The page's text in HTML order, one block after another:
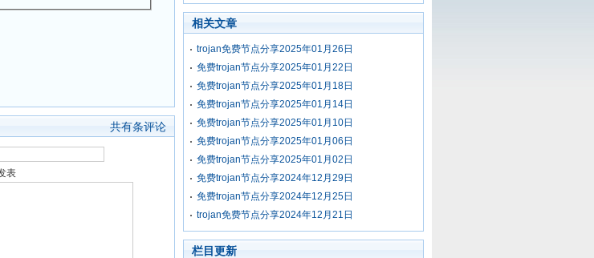
共有条评论
表
相关文章
trojan免费节点分享2025年01月26日
免费trojan节点分享2025年01月22日
免费trojan节点分享2025年01月18日
免费trojan节点分享2025年01月14日
免费trojan节点分享2025年01月10日
免费trojan节点分享2025年01月06日
免费trojan节点分享2025年01月02日
免费trojan节点分享2024年12月29日
免费trojan节点分享2024年12月25日
trojan免费节点分享2024年12月21日
栏目更新